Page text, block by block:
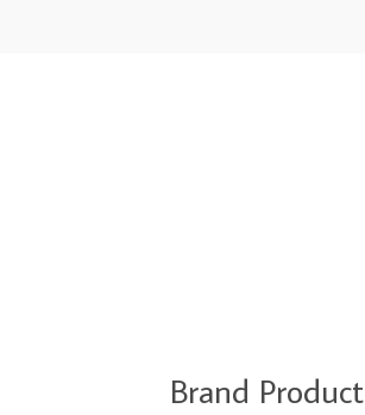
Brand Product